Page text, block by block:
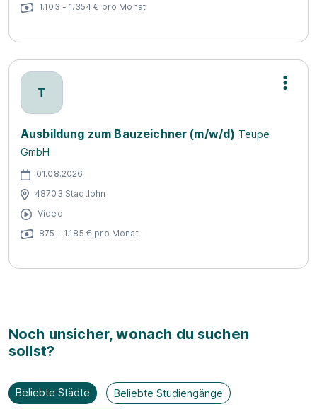
1.103 - 1.354 € pro Monat
T
Ausbildung zum Bauzeichner (m/w/d) Teupe
GmbH
01.08.2026
48703 Stadtlohn
Video
875 - 1.185 € pro Monat
Noch unsicher, wonach du suchen
sollst?
Beliebte Städte Beliebte Studiengänge